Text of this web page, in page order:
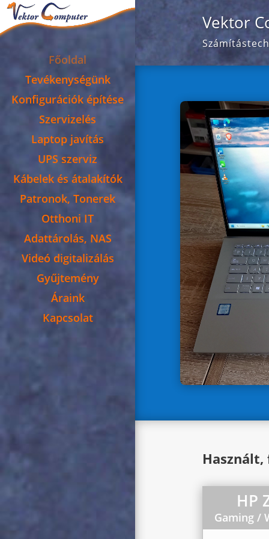
Főoldal
Tevékenységünk
Konfigurációk építése
Szervizelés
Laptop javítás
UPS szerviz
Kábelek és átalakítók
Patronok, Tonerek
Otthoni IT
Adattárolás, NAS
Videó digitalizálás
Gyűjtemény
Áraink
Kapcsolat
Vektor
HP
Gaming /